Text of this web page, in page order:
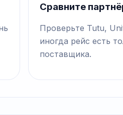
Сравните
Проверьте Tutu,
иногда рейс есть
поставщика.